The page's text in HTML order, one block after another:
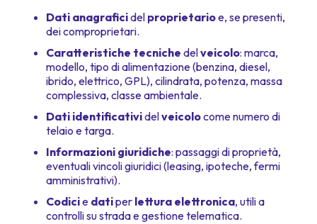
Dati anagraficidel proprietarioe, se presenti,
dei comproprietari.
Caratteristiche tecniche delveicolo: marca,
modello, tipo di alimentazione (benzina, diesel,
ibrido, elettrico, GPL), cilindrata, potenza, massa
complessiva, classe ambientale.
Dati identificatividelveicolocome numero di
telaio e targa.
Informazioni giuridiche: passaggi di proprietà,
eventuali vincoli giuridici (leasing, ipoteche, fermi
amministrativi).
Codicie datiper lettura elettronica, utili a
controlli su strada e gestione telematica.